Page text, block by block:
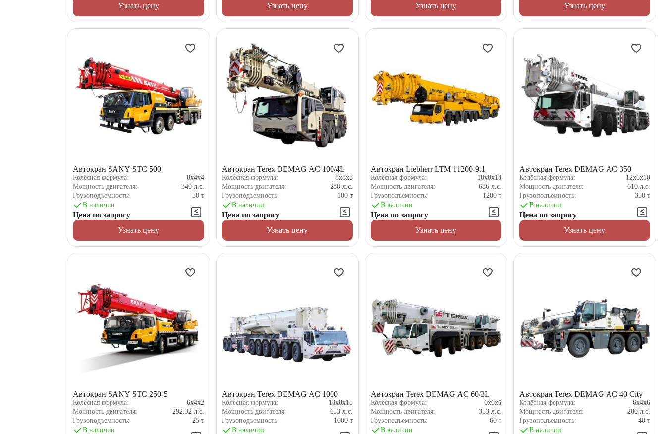
Узнать цену
Узнать цену
Узнать цену
Узнать цену
Автокран SANY STC 500
Колёсная формула:
8x4x4
Мощность двигателя:
340 л.с.
Грузоподъемность:
50 т
В наличии
Цена по запросу
Узнать цену
Автокран Terex DEMAG AC 100/4L
Колёсная формула:
8x8x8
Мощность двигателя:
280 л.с.
Грузоподъемность:
100 т
В наличии
Цена по запросу
Узнать цену
Автокран Liebherr LTM 11200-9.1
Колёсная формула:
18x8x18
Мощность двигателя:
686 л.с.
Грузоподъемность:
1200 т
В наличии
Цена по запросу
Узнать цену
Автокран Terex DEMAG AC 350
Колёсная формула:
12x6x10
Мощность двигателя:
610 л.с.
Грузоподъемность:
350 т
В наличии
Цена по запросу
Узнать цену
Автокран SANY STC 250-5
Колёсная формула:
6x4x2
Мощность двигателя:
292.32 л.с.
Грузоподъемность:
25 т
В наличии
Автокран Terex DEMAG AC 1000
Колёсная формула:
18x8x18
Мощность двигателя:
653 л.с.
Грузоподъемность:
1000 т
В наличии
Автокран Terex DEMAG AC 60/3L
Колёсная формула:
6x6x6
Мощность двигателя:
353 л.с.
Грузоподъемность:
60 т
В наличии
Автокран Terex DEMAG AC 40 City
Колёсная формула:
6x4x6
Мощность двигателя:
280 л.с.
Грузоподъемность:
40 т
В наличии